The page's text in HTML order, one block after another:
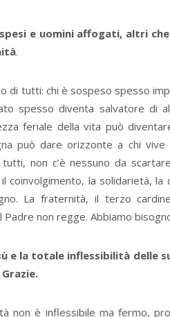
e uomini affogati, altri
.
di tutti: chi è sospeso spesso
spesso diventa salvatore di
feriale della vita può
può dare orizzonte a chi vive
non c’è nessuno da
il coinvolgimento, la solidarietà,
La fraternità, il terzo
non regge. Abbiamo
e la totale inflessibilità delle
non è inflessibile ma fermo,